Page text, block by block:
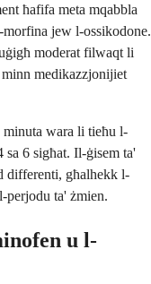
ħafifa meta mqabbla
jew l-ossikodone.
moderat filwaqt li
medikazzjonijiet
wara li tieħu l-
6 sigħat. Il-ġisem ta'
differenti, għalhekk l-
perjodu ta' żmien.
u l-